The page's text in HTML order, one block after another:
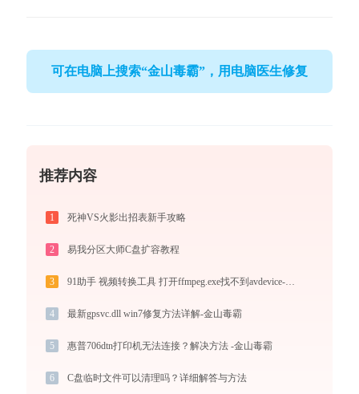
可在电脑上搜索“金山毒霸”，用电脑医生修复
推荐内容
1 死神VS火影出招表新手攻略
2 易我分区大师C盘扩容教程
3 91助手 视频转换工具 打开ffmpeg.exe找不到avdevice-58.dll怎么办
4 最新gpsvc.dll win7修复方法详解-金山毒霸
5 惠普706dtn打印机无法连接？解决方法 -金山毒霸
6 C盘临时文件可以清理吗？详细解答与方法